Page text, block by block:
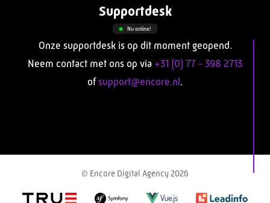
Nu online!
Supportdesk
Onze supportdesk is op dit moment geopend.
Neem contact met ons op via +31 (0) 77 - 398 2713
of support@encore.nl.
© Encore Digital Agency 2026